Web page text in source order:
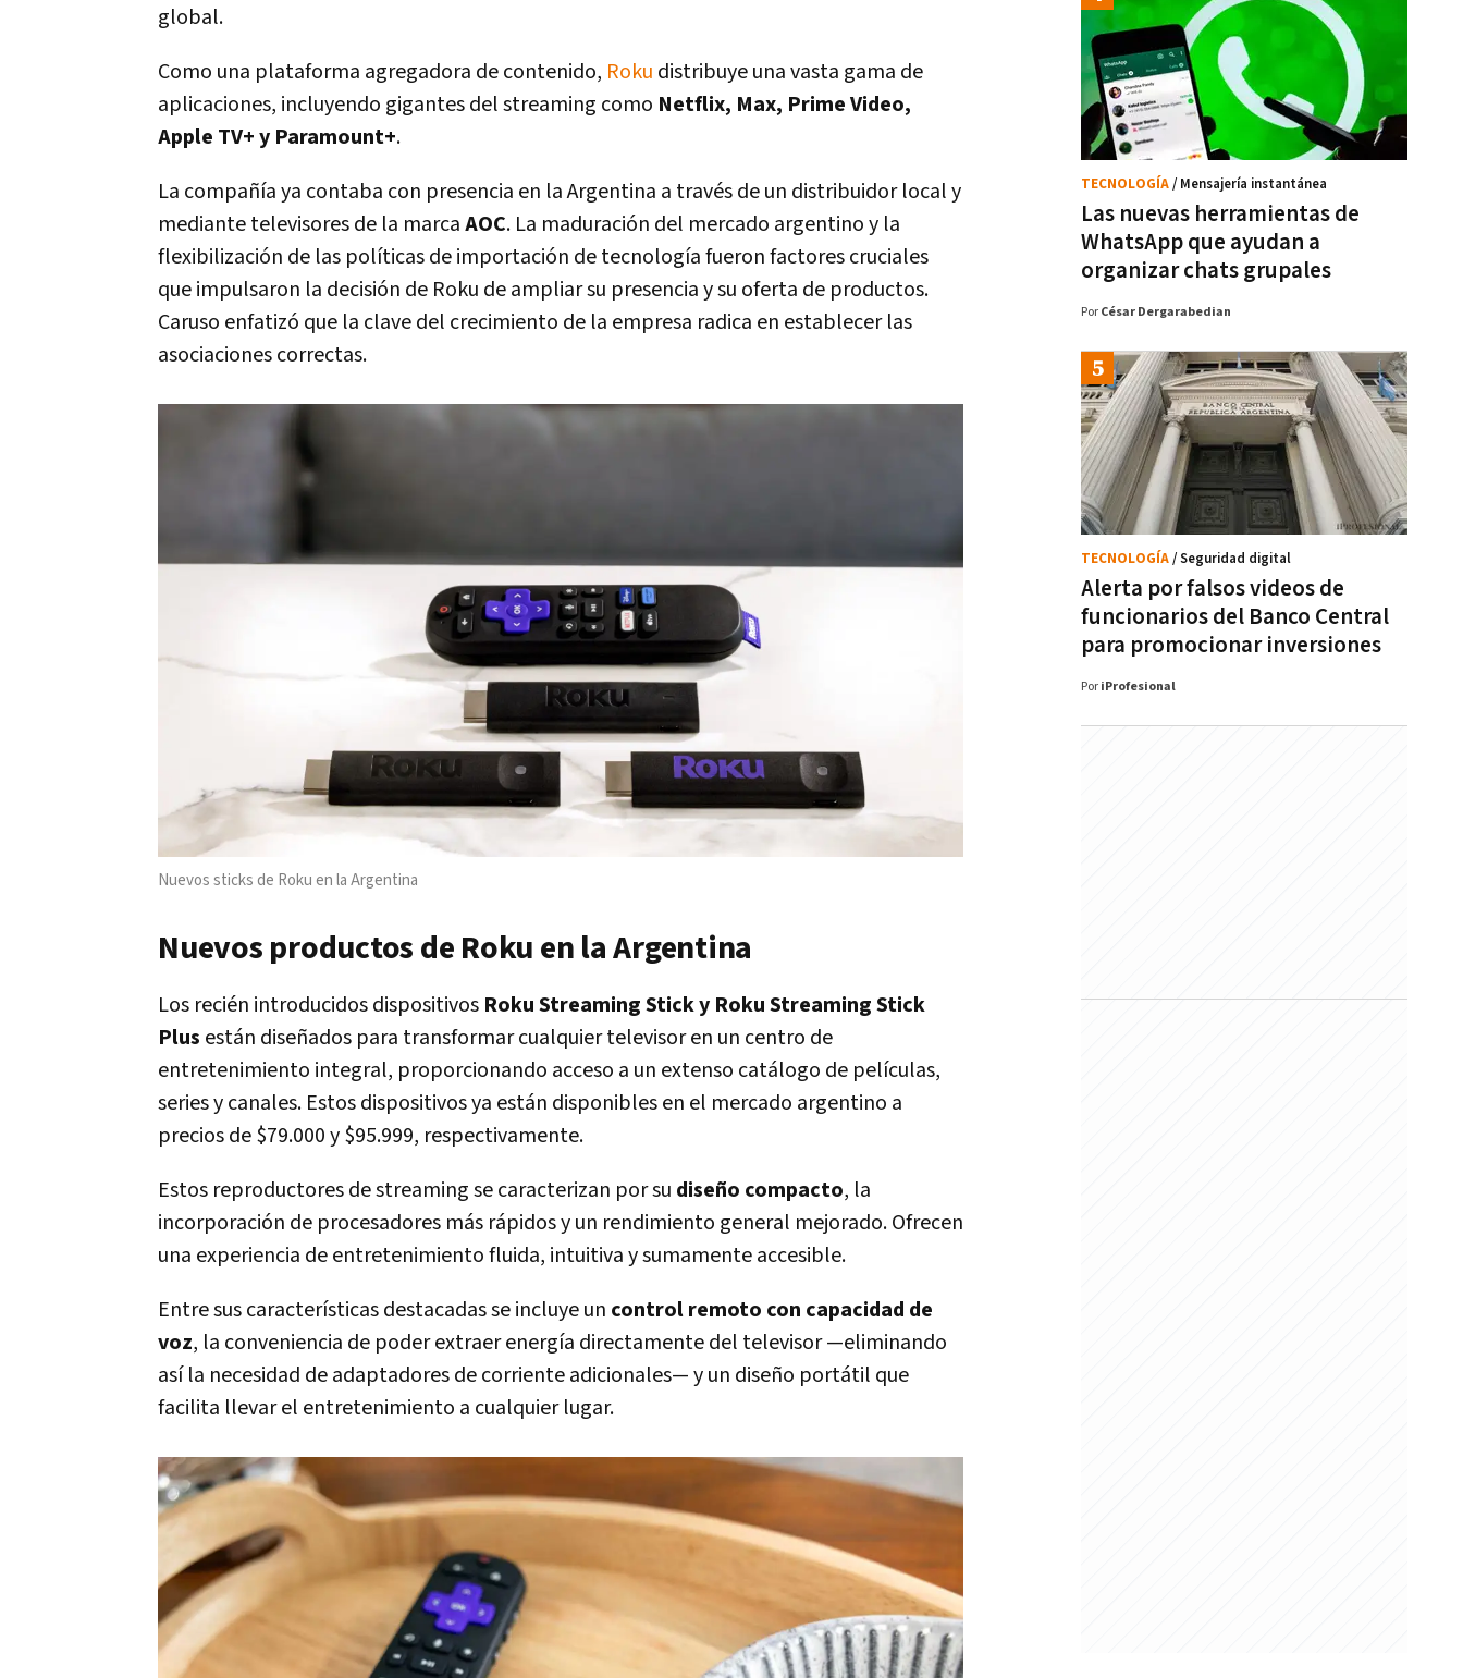
global.
Como una plataforma agregadora de contenido, Roku distribuye una vasta gama de
aplicaciones, incluyendo gigantes del streaming como Netflix, Max, Prime Video,
Apple TV+ y Paramount+.
La compañía ya contaba con presencia en la Argentina a través de un distribuidor local y
mediante televisores de la marcaAOC. La maduración del mercado argentino y la
flexibilización de las políticas de importación de tecnología fueron factores cruciales
que impulsaron la decisión de Roku de ampliar su presencia y su oferta de productos.
Caruso enfatizó que la clave del crecimiento de la empresa radica en establecer las
asociaciones correctas.
Nuevos sticks de Roku en la Argentina
Nuevos productos de Roku en la Argentina
Los recién introducidos dispositivos Roku Streaming Stick y Roku Streaming Stick
Plus están diseñados para transformar cualquier televisor en un centro de
entretenimiento integral, proporcionando acceso a un extenso catálogo de películas,
series y canales. Estos dispositivos ya están disponibles en el mercado argentino a
precios de $79.000 y $95.999, respectivamente.
Estos reproductores de streaming se caracterizan por su diseño compacto, la
incorporación de procesadores más rápidos y un rendimiento general mejorado. Ofrecen
una experiencia de entretenimiento fluida, intuitiva y sumamente accesible.
Entre sus características destacadas se incluye un control remoto con capacidad de
voz, la conveniencia de poder extraer energía directamente del televisor —eliminando
así la necesidad de adaptadores de corriente adicionales— y un diseño portátil que
facilita llevar el entretenimiento a cualquier lugar.
Las nuevas herramientas de
WhatsApp que ayudan a
organizar chats grupales
TECNOLOGÍA/ Mensajería instantánea
Por César Dergarabedian
Alerta por falsos videos de
funcionarios del Banco Central
para promocionar inversiones
TECNOLOGÍA/ Seguridad digital
Por iProfesional